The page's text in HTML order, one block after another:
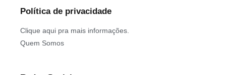
Política de privacidade
Clique aqui pra mais informações.
Quem Somos